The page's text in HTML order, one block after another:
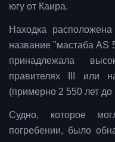
югу от Каира.
Находка
название "мастаба AS
принадлежала
правителях III или
(примерно 2 550 лет
Судно, которое
погребении, было